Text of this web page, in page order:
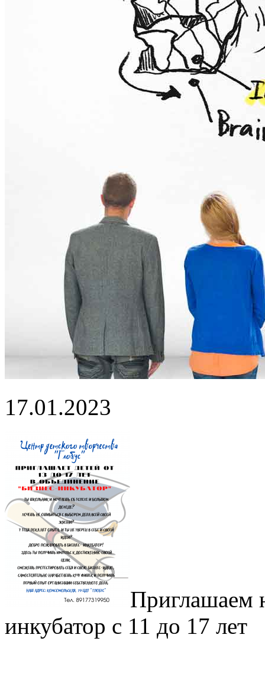
17.01.2023
Приглашаем
инкубатор с 11 до 17 лет